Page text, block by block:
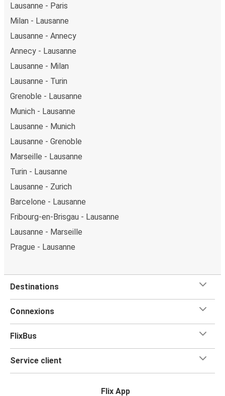
Lausanne - Paris
Milan - Lausanne
Lausanne - Annecy
Annecy - Lausanne
Lausanne - Milan
Lausanne - Turin
Grenoble - Lausanne
Munich - Lausanne
Lausanne - Munich
Lausanne - Grenoble
Marseille - Lausanne
Turin - Lausanne
Lausanne - Zurich
Barcelone - Lausanne
Fribourg-en-Brisgau - Lausanne
Lausanne - Marseille
Prague - Lausanne
Destinations
Connexions
FlixBus
Service client
Flix App